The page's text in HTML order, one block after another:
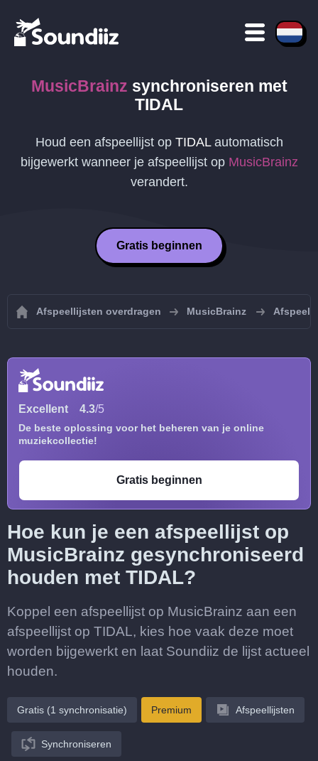
MusicBrainz synchroniseren met
TIDAL
Houd een afspeellijst op TIDALautomatisch
bijgewerkt wanneer je afspeellijst op MusicBrainz
verandert.
Gratis beginnen
Afspeellijsten overdragen MusicBrainz
Excellent 4.3/5
De beste oplossing voor het beheren van je online
muziekcollectie!
Gratis beginnen
Hoe kun je een afspeellijst op
MusicBrainz gesynchroniseerd
houden met TIDAL?
Koppel een afspeellijst op MusicBrainz aan een
afspeellijst op TIDAL, kies hoe vaak deze moet
worden bijgewerkt en laat Soundiiz de lijst actueel
houden.
Gratis (1 synchronisatie) Premium Afspeellijsten
Synchroniseren